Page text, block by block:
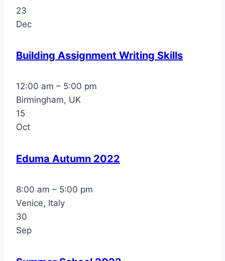
23
Dec
Building Assignment Writing Skills
12:00 am – 5:00 pm
Birmingham, UK
15
Oct
Eduma Autumn 2022
8:00 am – 5:00 pm
Venice, Italy
30
Sep